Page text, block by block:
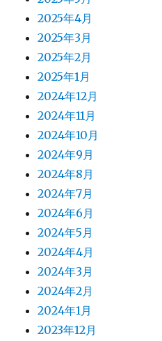
2025年4月
2025年3月
2025年2月
2025年1月
2024年12月
2024年11月
2024年10月
2024年9月
2024年8月
2024年7月
2024年6月
2024年5月
2024年4月
2024年3月
2024年2月
2024年1月
2023年12月